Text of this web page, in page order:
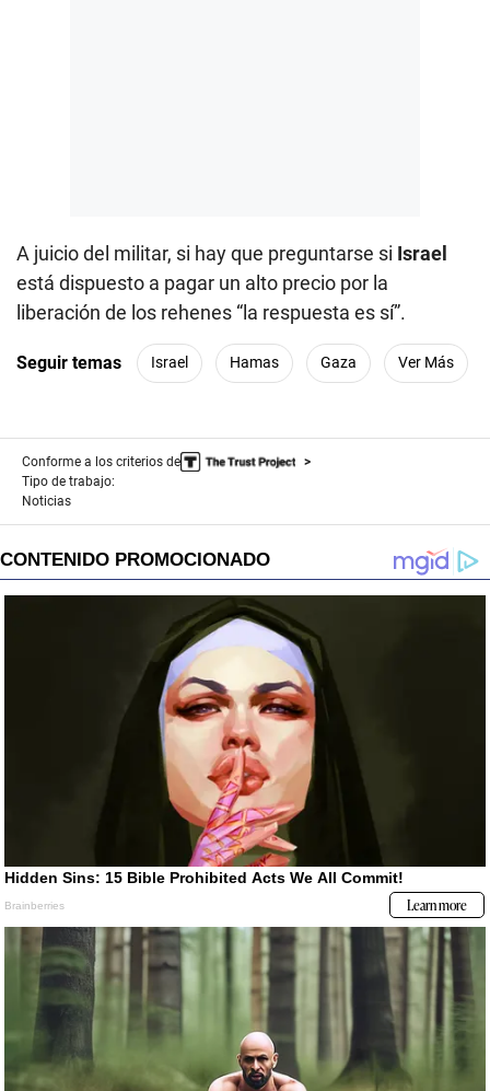
A juicio del militar, si hay que preguntarse si Israel
está dispuesto a pagar un alto precio por la
liberación de los rehenes “la respuesta es sí”.
Seguir temas Israel Hamas Gaza Ver Más
Conforme a los criterios de
Tipo de trabajo:
Noticias